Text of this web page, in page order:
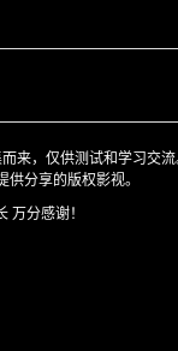
来，仅供测试和学习交
分享的版权影视。
分感谢！